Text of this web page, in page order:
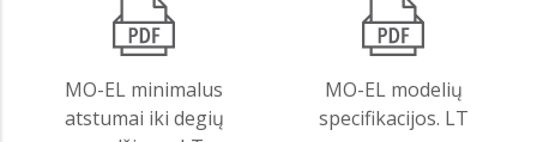
MO-EL minimalus
atstumai iki degių
MO-EL modelių
specifikacijos. LT